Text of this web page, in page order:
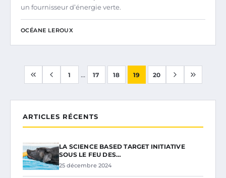
un fournisseur d’énergie verte.
OCÉANE LEROUX
1 ... 17 18 19 20
ARTICLES RÉCENTS
LA SCIENCE BASED TARGET INITIATIVE
SOUS LE FEU DES…
25 décembre 2024